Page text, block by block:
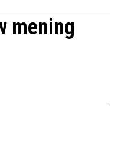
mening